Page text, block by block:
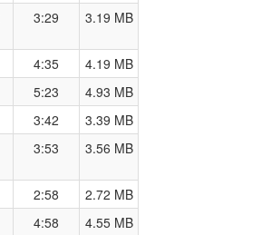
3:29 3.19 MB
4:35
4.19 MB
5:23
4.93 MB
3:42
3.39 MB
3:53 3.56 MB
2:58
2.72 MB
4:58
4.55 MB